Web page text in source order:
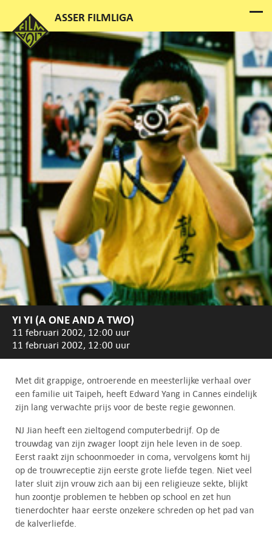
YI YI (A ONE AND A TWO)
11 februari 2002, 12:00 uur
11 februari 2002, 12:00 uur
Met dit grappige, ontroerende en meesterlijke verhaal over
een familie uit Taipeh, heeft Edward Yang in Cannes eindelijk
zijn lang verwachte prijs voor de beste regie gewonnen.
NJ Jian heeft een zieltogend computerbedrijf. Op de
trouwdag van zijn zwager loopt zijn hele leven in de soep.
Eerst raakt zijn schoonmoeder in coma, vervolgens komt hij
op de trouwreceptie zijn eerste grote liefde tegen. Niet veel
later sluit zijn vrouw zich aan bij een religieuze sekte, blijkt
hun zoontje problemen te hebben op school en zet hun
tienerdochter haar eerste onzekere schreden op het pad van
de kalverliefde.